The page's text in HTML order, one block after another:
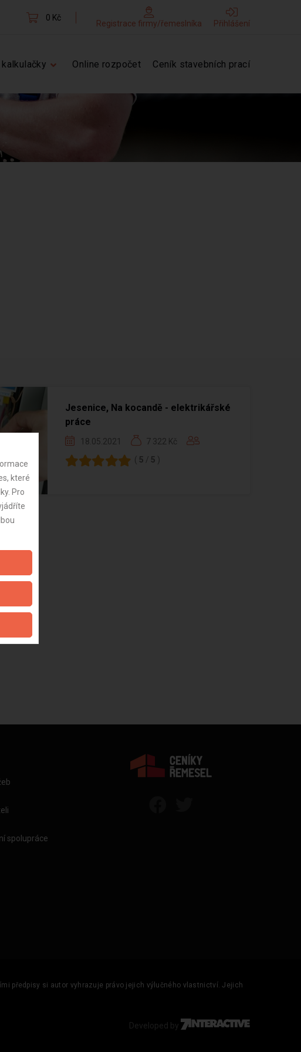
0 Kč
Registrace firmy/řemeslníka Přihlášení
Online rozpočet Ceník stavebních prací
Jesenice, Na kocandě - elektrikářské
práce
18.05.2021
7 322 Kč
( 5 / 5 )
spolupráce
předpisy si autor vyhrazuje právo jejich výlučného vlastnictví. Jejich
Developed by
které
Pro